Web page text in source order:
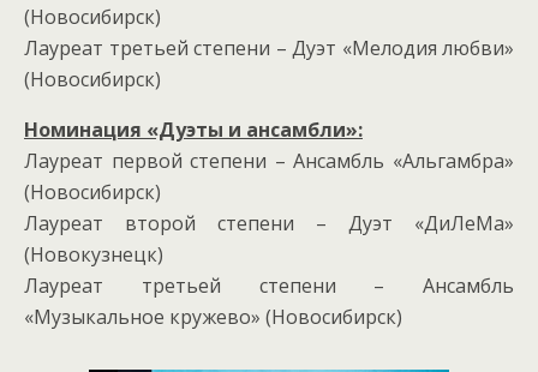
(Новосибирск)
Лауреат третьей степени – Дуэт «Мелодия любви»
(Новосибирск)
Номинация «Дуэты и ансамбли»:
Лауреат первой степени – Ансамбль «Альгамбра»
(Новосибирск)
Лауреат второй степени – Дуэт «ДиЛеМа»
(Новокузнецк)
Лауреат третьей степени – Ансамбль
«Музыкальное кружево» (Новосибирск)